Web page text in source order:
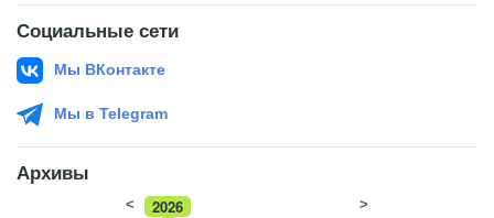
Социальные сети
Мы ВКонтакте
Мы в Telegram
Архивы
2026
2025
< >